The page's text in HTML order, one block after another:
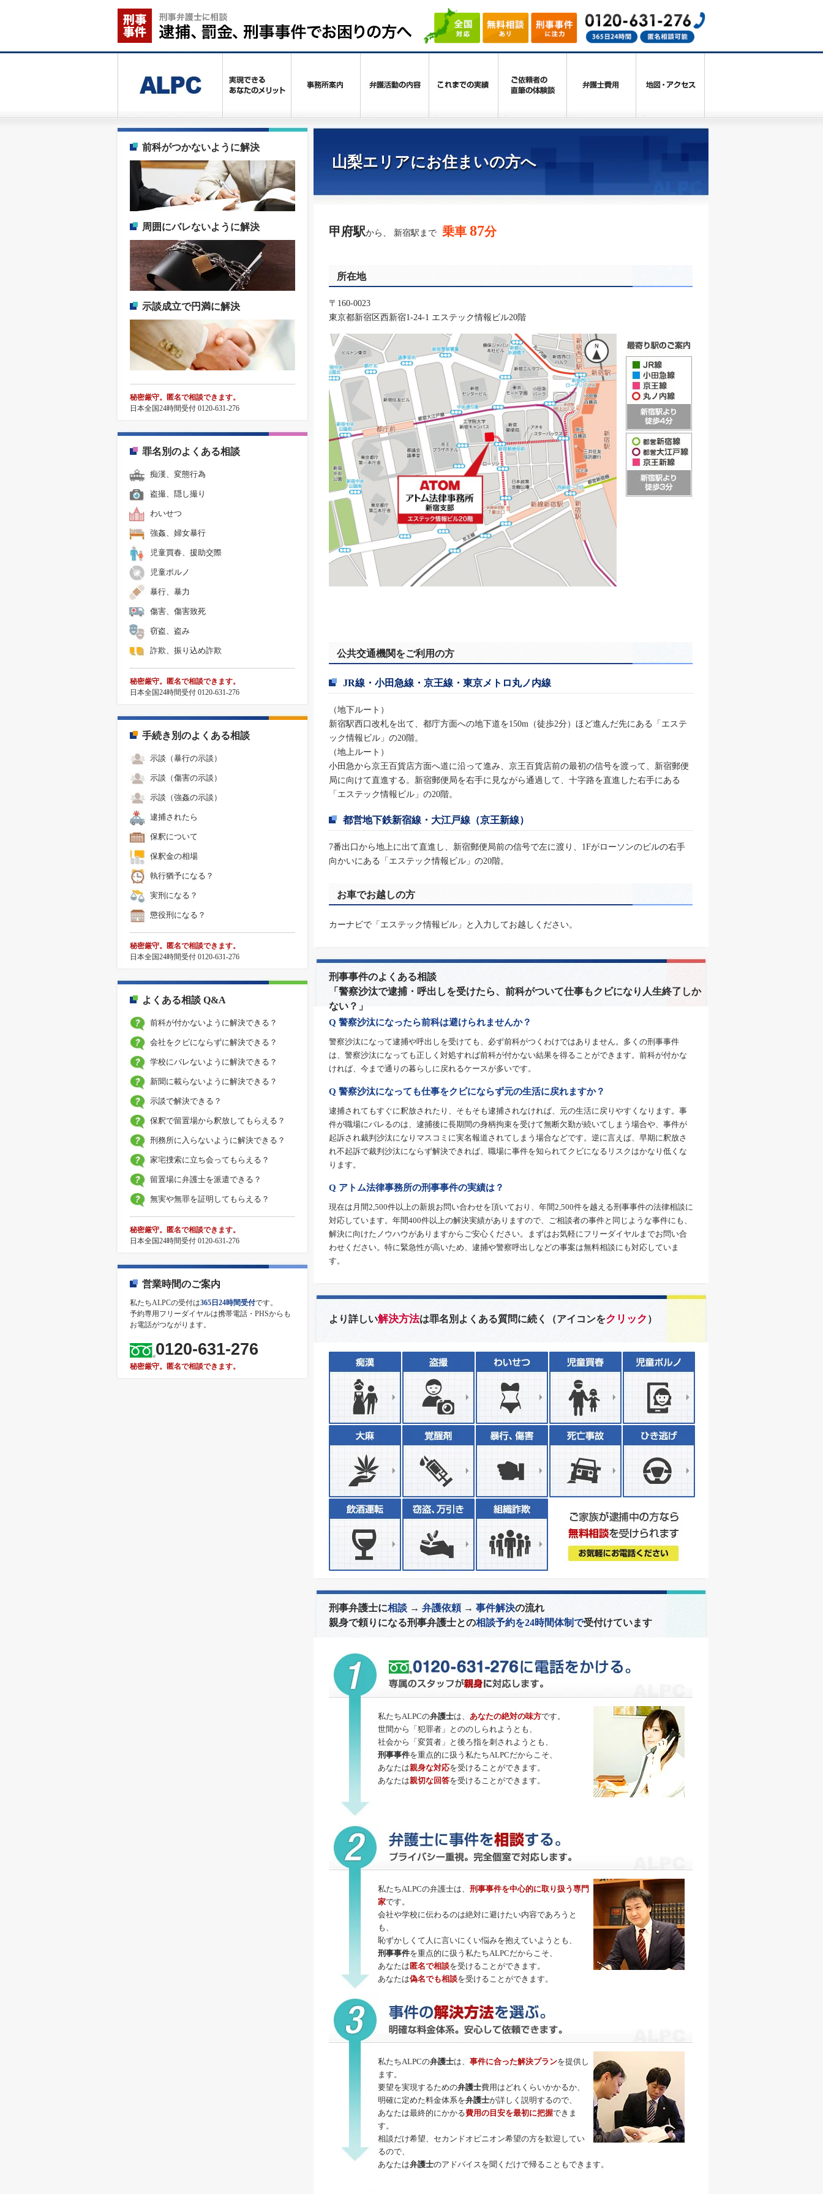
前科がつかないように解決
周囲にバレないように解決
示談成立で円満に解決
秘密厳守。匿名で相談できます。
日本全国24時間受付 0120-631-276
罪名別のよくある相談
痴漢、変態行為
盗撮、隠し撮り
わいせつ
強姦、婦女暴行
児童買春、援助交際
児童ポルノ
暴行、暴力
傷害、傷害致死
窃盗、盗み
詐欺、振り込め詐欺
秘密厳守。匿名で相談できます。
日本全国24時間受付 0120-631-276
手続き別のよくある相談
示談（暴行の示談）
示談（傷害の示談）
示談（強姦の示談）
逮捕されたら
保釈について
保釈金の相場
執行猶予になる？
実刑になる？
懲役刑になる？
秘密厳守。匿名で相談できます。
日本全国24時間受付 0120-631-276
よくある相談 Q&A
前科が付かないように解決できる？
会社をクビにならずに解決できる？
学校にバレないように解決できる？
新聞に載らないように解決できる？
示談で解決できる？
保釈で留置場から釈放してもらえる？
刑務所に入らないように解決できる？
家宅捜索に立ち会ってもらえる？
留置場に弁護士を派遣できる？
無実や無罪を証明してもらえる？
秘密厳守。匿名で相談できます。
日本全国24時間受付 0120-631-276
営業時間のご案内
私たちALPCの受付は365日24時間受付です。
予約専用フリーダイヤルは携帯電話・PHSからも
お電話がつながります。
0120-631-276
秘密厳守。匿名で相談できます。
山梨エリアにお住まいの方へ
甲府駅から、 新宿駅まで 乗車 87分
所在地
〒160-0023
東京都新宿区西新宿1-24-1 エステック情報ビル20階
公共交通機関をご利用の方
JR線・小田急線・京王線・東京メトロ丸ノ内線
（地下ルート）
新宿駅西口改札を出て、都庁方面への地下道を150m（徒歩2分）ほど進んだ先にある「エステ
ック情報ビル」の20階。
（地上ルート）
小田急から京王百貨店方面へ道に沿って進み、京王百貨店前の最初の信号を渡って、新宿郵便
局に向けて直進する。新宿郵便局を右手に見ながら通過して、十字路を直進した右手にある
「エステック情報ビル」の20階。
都営地下鉄新宿線・大江戸線（京王新線）
7番出口から地上に出て直進し、新宿郵便局前の信号で左に渡り、1Fがローソンのビルの右手
向かいにある「エステック情報ビル」の20階。
お車でお越しの方
カーナビで「エステック情報ビル」と入力してお越しください。
刑事事件のよくある相談
「警察沙汰で逮捕・呼出しを受けたら、前科がついて仕事もクビになり人生終了しか
ない？」
Q 警察沙汰になったら前科は避けられませんか？
警察沙汰になって逮捕や呼出しを受けても、必ず前科がつくわけではありません。多くの刑事事件
は、警察沙汰になっても正しく対処すれば前科が付かない結果を得ることができます。前科が付かな
ければ、今まで通りの暮らしに戻れるケースが多いです。
Q 警察沙汰になっても仕事をクビにならず元の生活に戻れますか？
逮捕されてもすぐに釈放されたり、そもそも逮捕されなければ、元の生活に戻りやすくなります。事
件が職場にバレるのは、逮捕後に長期間の身柄拘束を受けて無断欠勤が続いてしまう場合や、事件が
起訴され裁判沙汰になりマスコミに実名報道されてしまう場合などです。逆に言えば、早期に釈放さ
れ不起訴で裁判沙汰にならず解決できれば、職場に事件を知られてクビになるリスクはかなり低くな
ります。
Q アトム法律事務所の刑事事件の実績は？
現在は月間2,500件以上の新規お問い合わせを頂いており、年間2,500件を越える刑事事件の法律相談に
対応しています。年間400件以上の解決実績がありますので、ご相談者の事件と同じような事件にも、
解決に向けたノウハウがありますからご安心ください。まずはお気軽にフリーダイヤルまでお問い合
わせください。特に緊急性が高いため、逮捕や警察呼出しなどの事案は無料相談にも対応していま
す。
より詳しい解決方法は罪名別よくある質問に続く（アイコンをクリック）
刑事弁護士に相談→弁護依頼→事件解決の流れ
親身で頼りになる刑事弁護士との相談予約を24時間体制で受付けています
私たちALPCの弁護士は、 あなたの絶対の味方です。
世間から「犯罪者」とののしられようとも、
社会から「変質者」と後ろ指を刺されようとも、
刑事事件を重点的に扱う私たちALPCだからこそ、
あなたは親身な対応を受けることができます。
あなたは親切な回答を受けることができます。
私たちALPCの弁護士は、 刑事事件を中心的に取り扱う専門
家です。
会社や学校に伝わるのは絶対に避けたい内容であろうと
も、
恥ずかしくて人に言いにくい悩みを抱えていようとも、
刑事事件を重点的に扱う私たちALPCだからこそ、
あなたは 匿名で相談を受けることができます。
あなたは偽名でも相談を受けることができます。
私たちALPCの弁護士は、 事件に合った解決プランを提供し
ます。
要望を実現するための弁護士費用はどれくらいかかるか、
明確に定めた料金体系を弁護士が詳しく説明するので、
あなたは最終的にかかる費用の目安を最初に把握できま
す。
相談だけ希望、セカンドオピニオン希望の方を歓迎してい
るので、
あなたは弁護士のアドバイスを聞くだけで帰ることもできます。